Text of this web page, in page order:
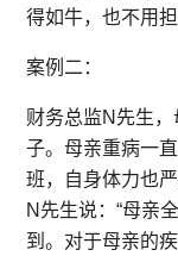
得如牛，也不用
案例二：
财务总监N先生
子。母亲重病一
班，自身体力也
N先生说：“母亲
到。对于母亲的